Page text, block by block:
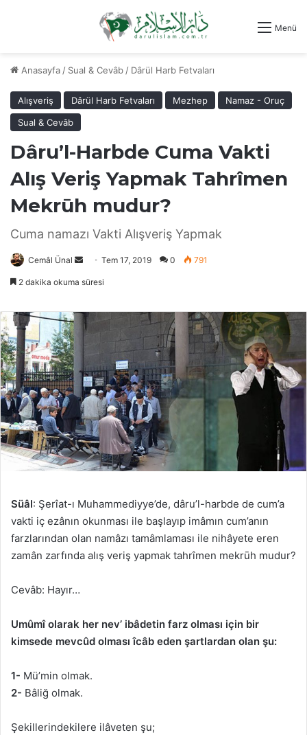
Menü
Anasayfa/ Sual & Cevâb/ Dârül Harb Fetvaları
Alışveriş Dârül Harb Fetvaları Mezhep
Namaz - Oruç
Sual & Cevâb
Dâru’l-Harbde Cuma Vakti
Alış Veriş Yapmak Tahrîmen
Mekrūh mudur?
Cuma namazı Vakti Alışveriş Yapmak
Cemâl Ünal
Bir
göndermek
Tem 17, 2019 0 791
2 dakika okuma süresi
Süâl: Şerîat-ı Muhammediyye’de, dâru’l-harbde de cum’a
vakti iç ezânın okunması ile başlayıp imâmın cum’anın
farzlarından olan namâzı tamâmlaması ile nihâyete eren
zamân zarfında alış veriş yapmak tahrîmen mekrūh mudur?
Cevâb: Hayır…
Umûmî olarak her nev’ ibâdetin farz olması için bir
kimsede mevcûd olması îcâb eden şartlardan olan şu:
1- Mü’min olmak.
2- Bâliğ olmak.
Şekillerindekilere ilâveten şu;